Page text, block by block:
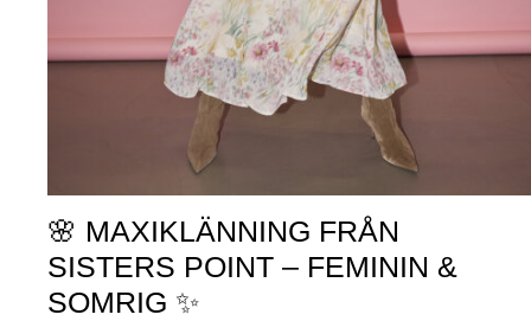
🌸 MAXIKLÄNNING FRÅN
SISTERS POINT – FEMININ &
SOMRIG ✨